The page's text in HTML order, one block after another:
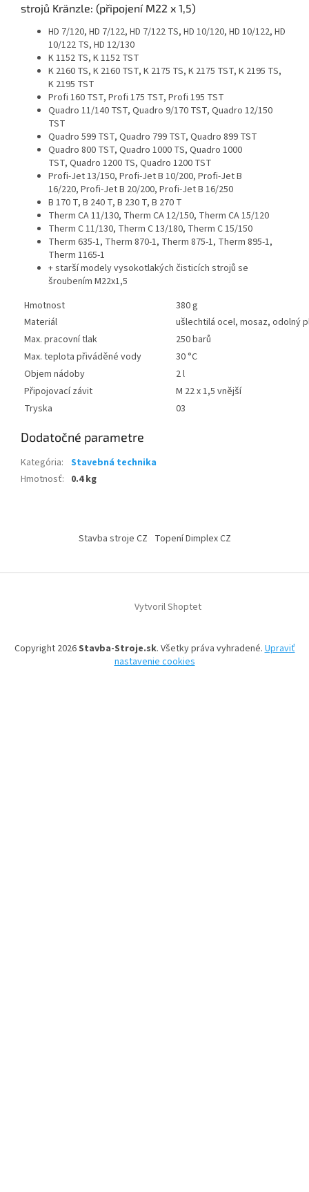
strojů Kränzle: (připojení M22 x 1,5)
HD 7/120, HD 7/122, HD 7/122 TS, HD 10/120, HD 10/122, HD
10/122 TS, HD 12/130
K 1152 TS, K 1152 TST
K 2160 TS, K 2160 TST, K 2175 TS, K 2175 TST, K 2195 TS,
K 2195 TST
Profi 160 TST, Profi 175 TST, Profi 195 TST
Quadro 11/140 TST, Quadro 9/170 TST, Quadro 12/150
TST
Quadro 599 TST, Quadro 799 TST, Quadro 899 TST
Quadro 800 TST, Quadro 1000 TS, Quadro 1000
TST, Quadro 1200 TS, Quadro 1200 TST
Profi-Jet 13/150, Profi-Jet B 10/200, Profi-Jet B
16/220, Profi-Jet B 20/200, Profi-Jet B 16/250
B 170 T, B 240 T, B 230 T, B 270 T
Therm CA 11/130, Therm CA 12/150, Therm CA 15/120
Therm C 11/130, Therm C 13/180, Therm C 15/150
Therm 635-1, Therm 870-1, Therm 875-1, Therm 895-1,
Therm 1165-1
+ starší modely vysokotlakých čisticích strojů se
šroubením M22x1,5
Hmotnost
380 g
Materiál
ušlechtilá ocel, mosaz, odolný
Max. pracovní tlak
250 barů
Max. teplota přiváděné vody
30 °C
Objem nádoby
2 l
Připojovací závit
M 22 x 1,5 vnější
Tryska
03
Dodatočné parametre
Kategória: Stavebná technika
Hmotnosť: 0.4 kg
Stavba stroje CZ Topení Dimplex CZ
Vytvoril Shoptet
Copyright 2026Stavba-Stroje.sk. Všetky práva vyhradené.Upraviť
nastavenie cookies